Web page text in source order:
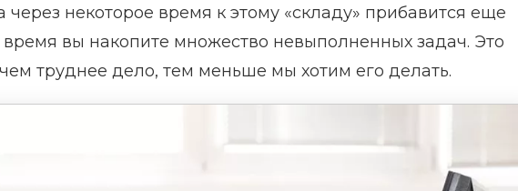
через некоторое время к этому «складу» прибавится еще
вы накопите множество невыполненных задач. Это
чем труднее дело, тем меньше мы хотим его делать.